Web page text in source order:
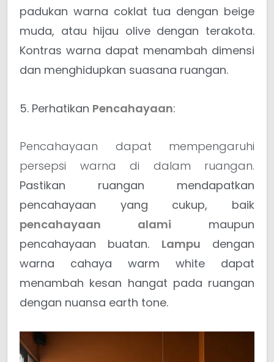
padukan warna coklat tua dengan beige
muda, atau hijau olive dengan terakota.
Kontras warna dapat menambah dimensi
dan menghidupkan suasana ruangan.
5. Perhatikan Pencahayaan:
Pencahayaan dapat mempengaruhi
persepsi warna di dalam ruangan.
Pastikan ruangan mendapatkan
pencahayaan yang cukup, baik
pencahayaan alami maupun
pencahayaan buatan.
Lampu dengan
warna cahaya warm white dapat
menambah kesan hangat pada ruangan
dengan nuansa earth tone.